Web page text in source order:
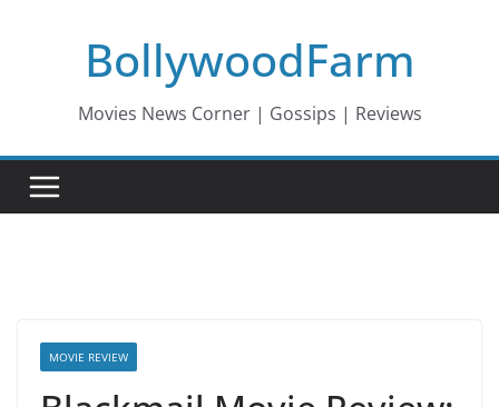
BollywoodFarm
Movies News Corner | Gossips | Reviews
MOVIE REVIEW